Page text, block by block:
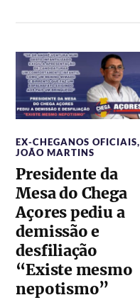
EX-CHEGANOS OFICIAIS,
JOÃO MARTINS
Presidente da
Mesa do Chega
Açores pediu a
demissão e
desfiliação
“Existe mesmo
nepotismo”